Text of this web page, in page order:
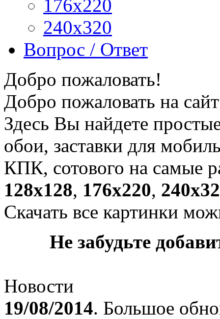
176x220
240x320
Вопрос / Ответ
Добро пожаловать!
Добро пожаловать на
Здесь Вы найдете
обои, заставки для
КПК, сотового на самые
128х128, 176х220,
Скачать все картинки
Не забудьте
Новости
19/08/2014. Большое